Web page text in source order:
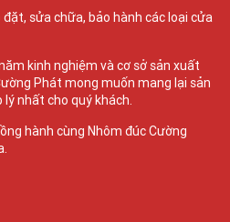
sửa chữa, bảo hành các loại cửa
kinh nghiệm và cơ sở sản xuất
Phát mong muốn mang lại sản
nhất cho quý khách.
hành cùng Nhôm đúc Cường